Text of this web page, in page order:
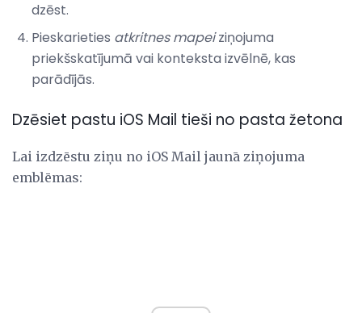
dzēst.
Pieskarieties atkritnes mapeiziņojuma
priekšskatījumā vai konteksta izvēlnē, kas
parādījās.
Dzēsiet pastu iOS Mail tieši no pasta žetona
Lai izdzēstu ziņu no iOS Mail jaunā ziņojuma
emblēmas: